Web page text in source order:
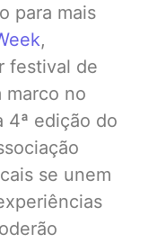
para mais
,
festival de
marco no
4ª edição do
se unem